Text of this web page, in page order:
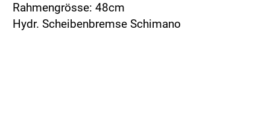
Rahmengrösse: 48cm
Hydr. Scheibenbremse Schimano